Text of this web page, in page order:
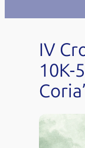
IV
10K-